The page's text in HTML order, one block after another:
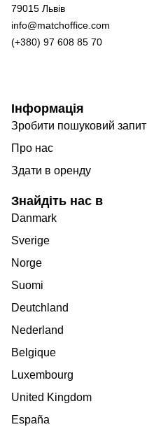
79015 Львів
info@matchoffice.com
(+380) 97 608 85 70
Інформація
Зробити пошуковий запит
Про нас
Здати в оренду
Знайдіть нас в
Danmark
Sverige
Norge
Suomi
Deutchland
Nederland
Belgique
Luxembourg
United Kingdom
España